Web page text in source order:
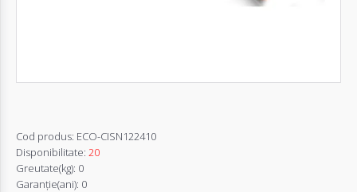
Cod produs: ECO-CISN122410
Disponibilitate: 20
Greutate(kg): 0
Garanţie(ani): 0